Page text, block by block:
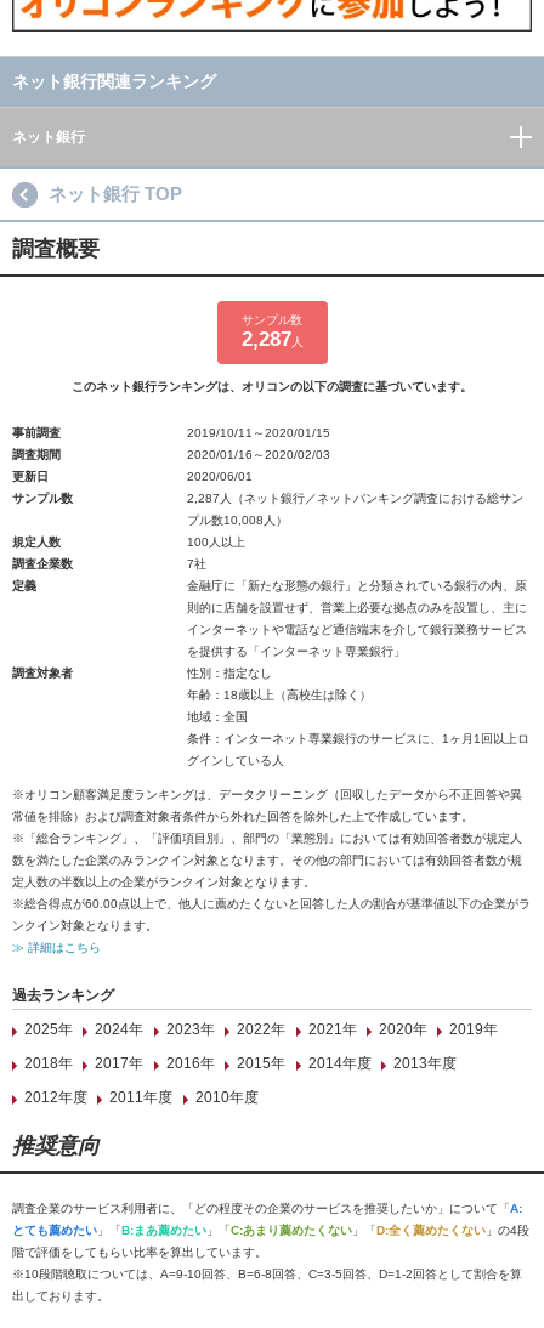
ネット銀行関連ランキング
ネット銀行
ネット銀行 TOP
調査概要
サンプル数
2,287 人
このネット銀行ランキングは、オリコンの以下の調査に基づいています。
事前調査
2019/10/11～2020/01/15
調査期間
2020/01/16～2020/02/03
更新日
2020/06/01
サンプル数
2,287人（ネット銀行／ネットバンキング調査における総サン
プル数10,008人）
規定人数
100人以上
調査企業数
7社
定義
金融庁に「新たな形態の銀行」と分類されている銀行の内、原
則的に店舗を設置せず、営業上必要な拠点のみを設置し、主に
インターネットや電話など通信端末を介して銀行業務サービス
を提供する「インターネット専業銀行」
調査対象者
性別：指定なし
年齢：18歳以上（高校生は除く）
地域：全国
条件：インターネット専業銀行のサービスに、1ヶ月1回以上ロ
グインしている人
※オリコン顧客満足度ランキングは、データクリーニング（回収したデータから不正回答や異
常値を排除）および調査対象者条件から外れた回答を除外した上で作成しています。
※「総合ランキング」、「評価項目別」、部門の「業態別」においては有効回答者数が規定人
数を満たした企業のみランクイン対象となります。その他の部門においては有効回答者数が規
定人数の半数以上の企業がランクイン対象となります。
※総合得点が60.00点以上で、他人に薦めたくないと回答した人の割合が基準値以下の企業がラ
ンクイン対象となります。
≫ 詳細はこちら
過去ランキング
2025年
2024年 2023年 2022年 2021年 2020年
2019年
2018年
2017年 2016年 2015年 2014年度
2013年度
2012年度
2011年度 2010年度
推奨意向
調査企業のサービス利用者に、「どの程度その企業のサービスを推奨したいか」について「A:
とても薦めたい 」「B:まあ薦めたい 」「C:あまり薦めたくない 」「D:全く薦めたくない 」の4段
階で評価をしてもらい比率を算出しています。
※10段階聴取については、A=9-10回答、B=6-8回答、C=3-5回答、D=1-2回答として割合を算
出しております。